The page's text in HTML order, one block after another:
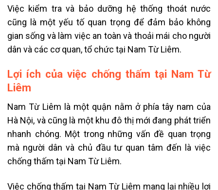
Việc kiểm tra và bảo dưỡng hệ thống thoát nước
cũng là một yếu tố quan trọng để đảm bảo không
gian sống và làm việc an toàn và thoải mái cho người
dân và các cơ quan, tổ chức tại Nam Từ Liêm.
Lợi ích của việc chống thấm tại Nam Từ
Liêm
Nam Từ Liêm là một quận nằm ở phía tây nam của
Hà Nội, và cũng là một khu đô thị mới đang phát triển
nhanh chóng. Một trong những vấn đề quan trọng
mà người dân và chủ đầu tư quan tâm đến là việc
chống thấm tại Nam Từ Liêm.
Việc chống thấm tại Nam Từ Liêm mang lại nhiều lợi